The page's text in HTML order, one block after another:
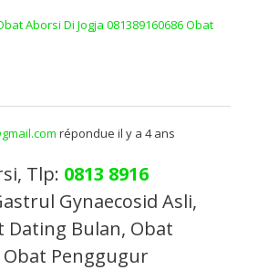
Aborsi Di Jogja 081389160686 Obat
répondue il y a 4 ans
Tlp: 0813 8916
Gynaecosid Asli,
Dating Bulan, Obat
Obat Penggugur